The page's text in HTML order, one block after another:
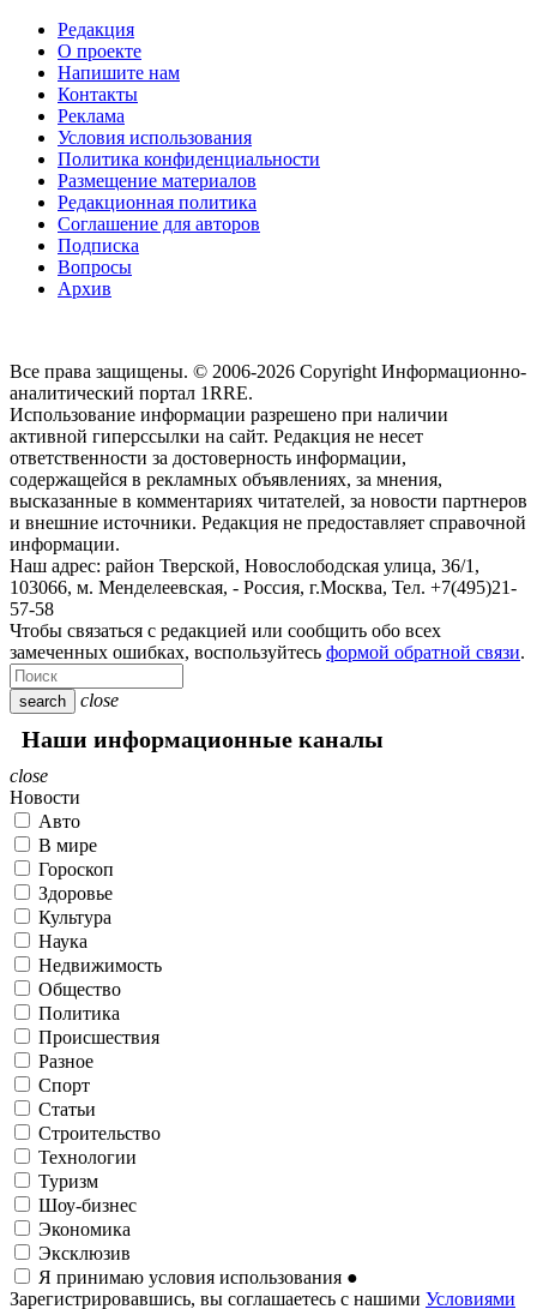
Редакция
О проекте
Напишите нам
Контакты
Реклама
Условия использования
Политика конфиденциальности
Размещение материалов
Редакционная политика
Соглашение для авторов
Подписка
Вопросы
Архив
Все права защищены. © 2006-2026 Copyright Информационно-
аналитический портал 1RRE.
Использование информации разрешено при наличии
активной гиперссылки на сайт. Редакция не несет
ответственности за достоверность информации,
содержащейся в рекламных объявлениях, за мнения,
высказанные в комментариях читателей, за новости партнеров
и внешние источники. Редакция не предоставляет справочной
информации.
Наш адрес: район Тверской, Новослободская улица, 36/1 ,
103066, м. Менделеевская, - Россия, г.Москва, Тел. +7(495)21-
57-58
Чтобы связаться с редакцией или сообщить обо всех
замеченных ошибках, воспользуйтесь формой обратной связи.
search close
Наши информационные каналы
close
Новости
Авто
В мире
Гороскоп
Здоровье
Культура
Наука
Недвижимость
Общество
Политика
Происшествия
Разное
Спорт
Статьи
Строительство
Технологии
Туризм
Шоу-бизнес
Экономика
Эксклюзив
Я принимаю условия использования ●
Зарегистрировавшись, вы соглашаетесь с нашими Условиями